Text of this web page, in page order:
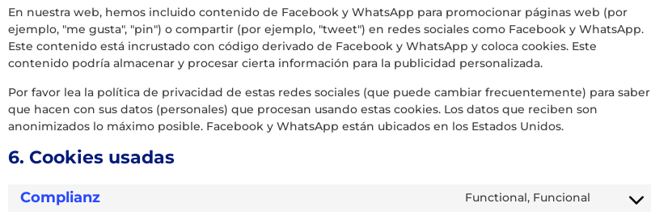
En nuestra web, hemos incluido contenido de Facebook y WhatsApp para promocionar páginas web (por
ejemplo, "me gusta", "pin") o compartir (por ejemplo, "tweet") en redes sociales como Facebook y WhatsApp.
Este contenido está incrustado con código derivado de Facebook y WhatsApp y coloca cookies. Este
contenido podría almacenar y procesar cierta información para la publicidad personalizada.
Por favor lea la política de privacidad de estas redes sociales (que puede cambiar frecuentemente) para saber
que hacen con sus datos (personales) que procesan usando estas cookies. Los datos que reciben son
anonimizados lo máximo posible. Facebook y WhatsApp están ubicados en los Estados Unidos.
6. Cookies usadas
Complianz Functional, Funcional